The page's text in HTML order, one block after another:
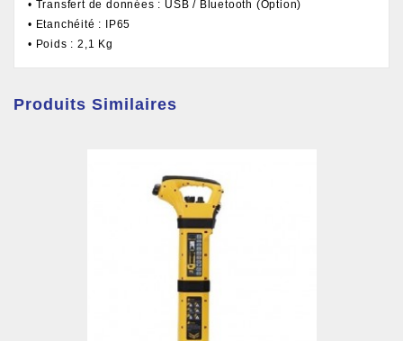
• Transfert de données : USB / Bluetooth (Option)
• Etanchéité : IP65
• Poids : 2,1 Kg
Produits Similaires